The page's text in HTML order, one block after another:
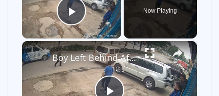
Play Video
Now Playing
×
Boy Left Behind After Dad Drives Off Searching for Coin